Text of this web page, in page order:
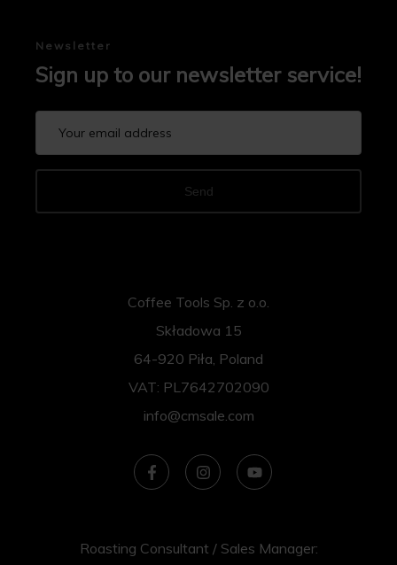
Newsletter
Sign up to our newsletter service!
Send
Coffee Tools Sp. z o.o.
Składowa 15
64-920 Piła, Poland
VAT: PL7642702090
info@cmsale.com
Roasting Consultant / Sales Manager: